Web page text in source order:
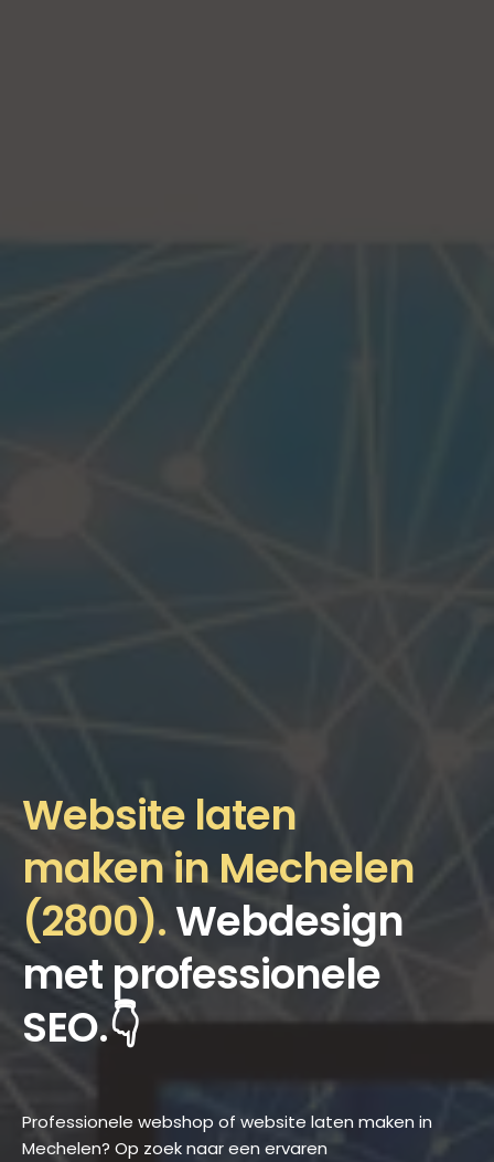
Website laten
maken in Mechelen
(2800).Webdesign
met professionele
SEO.👇
Professionele webshop of website laten maken in
Mechelen? Op zoek naar een ervaren